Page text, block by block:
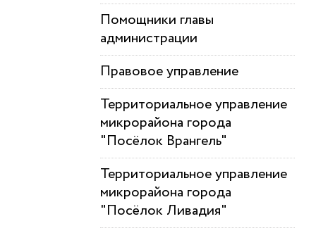
Помощники главы
администрации
Правовое управление
Территориальное управление
микрорайона города
"Посёлок Врангель"
Территориальное управление
микрорайона города
"Посёлок Ливадия"